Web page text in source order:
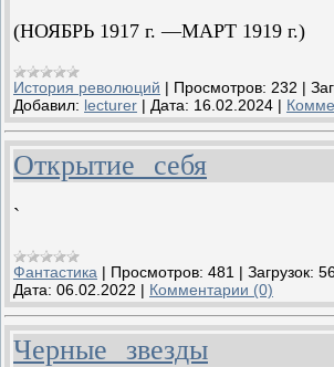
(НОЯБРЬ 1917 г. —МАРТ 1919 г.)
История революций | Просмотров: 232 |
Добавил: lecturer | Дата: 16.02.2024 |
Открытие себя
`
Фантастика | Просмотров: 481 | Загрузок:
Дата: 06.02.2022 | Комментарии (0)
Черные звезды